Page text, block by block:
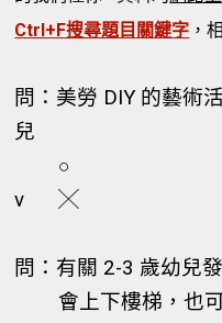
Ctrl+F搜尋題目關鍵字 ，
問：美勞 DIY 的藝術
兒
○
v
╳
問：有關 2-3 歲幼兒
會上下樓梯，也